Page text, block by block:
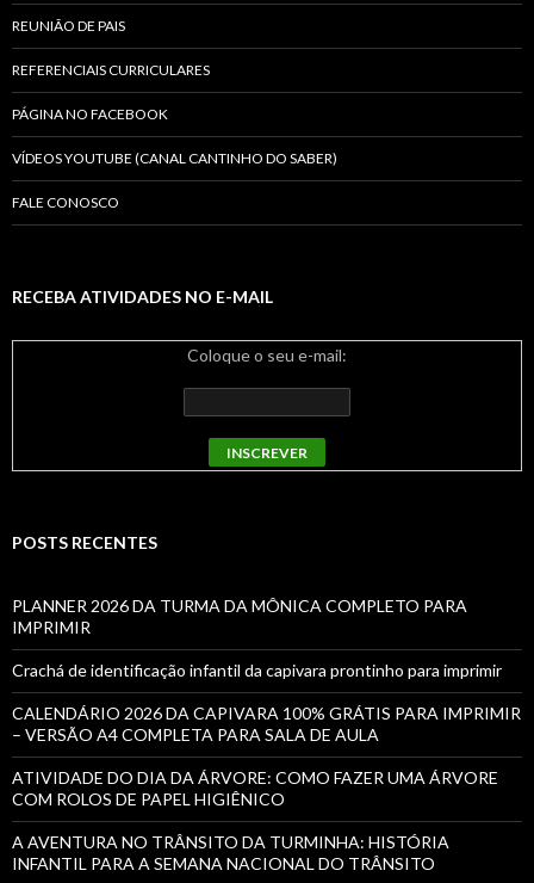
REUNIÃO DE PAIS
REFERENCIAIS CURRICULARES
PÁGINA NO FACEBOOK
VÍDEOS YOUTUBE (CANAL CANTINHO DO SABER)
FALE CONOSCO
RECEBA ATIVIDADES NO E-MAIL
Coloque o seu e-mail:
POSTS RECENTES
PLANNER 2026 DA TURMA DA MÔNICA COMPLETO PARA
IMPRIMIR
Crachá de identificação infantil da capivara prontinho para imprimir
CALENDÁRIO 2026 DA CAPIVARA 100% GRÁTIS PARA IMPRIMIR
– VERSÃO A4 COMPLETA PARA SALA DE AULA
ATIVIDADE DO DIA DA ÁRVORE: COMO FAZER UMA ÁRVORE
COM ROLOS DE PAPEL HIGIÊNICO
A AVENTURA NO TRÂNSITO DA TURMINHA: HISTÓRIA
INFANTIL PARA A SEMANA NACIONAL DO TRÂNSITO